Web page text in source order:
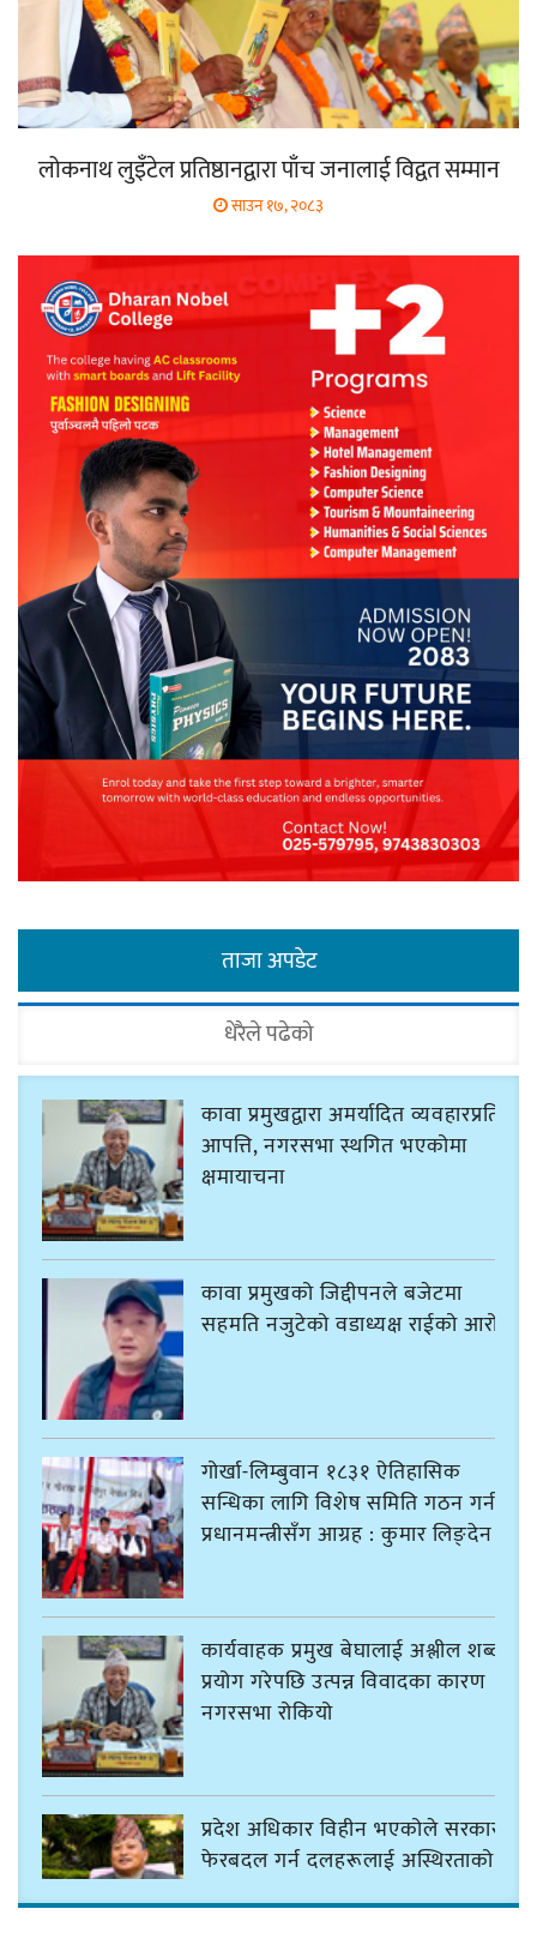
लोकनाथ लुइँटेल प्रतिष्ठानद्वारा पाँच जनालाई विद्वत सम्मान
साउन १७, २०८३
ताजा अपडेट
धेरैले पढेको
कावा प्रमुखद्वारा अमर्यादित व्यवहारप्रति
आपत्ति, नगरसभा स्थगित भएकोमा
क्षमायाचना
कावा प्रमुखको जिद्दीपनले बजेटमा
सहमति नजुटेको वडाध्यक्ष राईको आरोप
गोर्खा-लिम्बुवान १८३१ ऐतिहासिक
सन्धिका लागि विशेष समिति गठन गर्न
प्रधानमन्त्रीसँग आग्रह : कुमार लिङ्देन
कार्यवाहक प्रमुख बेघालाई अश्लील शब्द
प्रयोग गरेपछि उत्पन्न विवादका कारण
नगरसभा रोकियो
प्रदेश अधिकार विहीन भएकोले सरकार
फेरबदल गर्न दलहरूलाई अस्थिरताको